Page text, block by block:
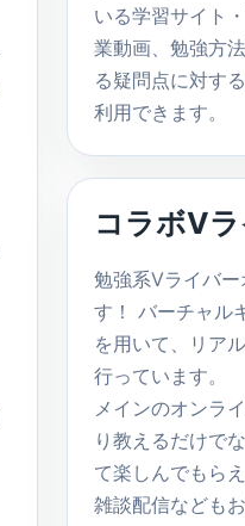
いる学習サイト
業動画、勉強方
る疑問点に対す
利用できます。
コラボV
勉強系Vライバ
す！ バーチャル
を用いて、リア
行っています。
メインのオンラ
り教えるだけで
て楽しんでもら
雑談配信なども